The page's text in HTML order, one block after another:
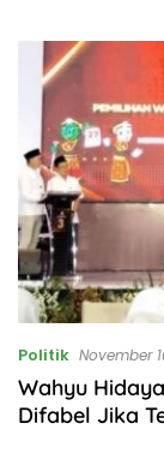
Politik November
Wahyu
Difabel Jika